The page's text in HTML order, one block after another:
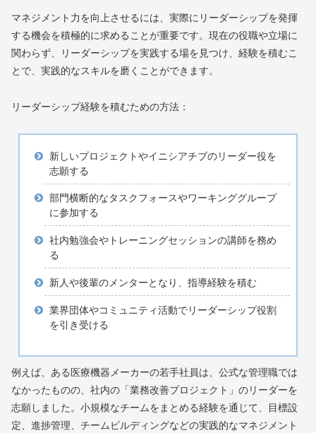
マネジメント力を向上させるには、実際にリーダーシップを発揮
する機会を積極的に求めることが重要です。現在の役職や立場に
関わらず、リーダーシップを実践する場を見つけ、経験を積むこ
とで、実践的なスキルを磨くことができます。
リーダーシップ経験を積むための方法：
新しいプロジェクトやイニシアチブのリーダー役を
志願する
部門横断的なタスクフォースやワーキンググループ
に参加する
社内勉強会やトレーニングセッションの講師を務め
る
新人や後輩のメンターとなり、指導経験を積む
業界団体やコミュニティ活動でリーダーシップ役割
を引き受ける
例えば、ある医療機器メーカーの若手社員は、公式な管理職では
なかったものの、社内の「業務改善プロジェクト」のリーダーを
志願しました。小規模なチームをまとめる経験を通じて、目標設
定、進捗管理、チームビルディングなどの実践的なマネジメント